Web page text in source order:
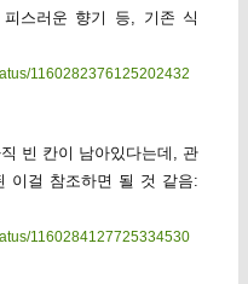
스러운 향기 등, 기존 식
1160282376125202432
빈 칸이 남아있다는데, 관
이걸 참조하면 될 것 같음:
1160284127725334530